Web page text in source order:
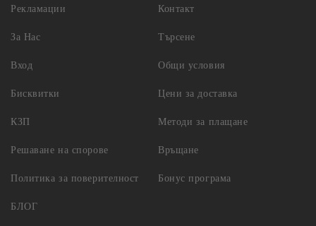
Рекламации
За Нас
Вход
Контакт
Търсене
Общи условия
Бисквитки
КЗП
Решаване на спорове
Политика за поверителност
Цени за доставка
Методи за плащане
Връщане
Бонус програма
БЛОГ